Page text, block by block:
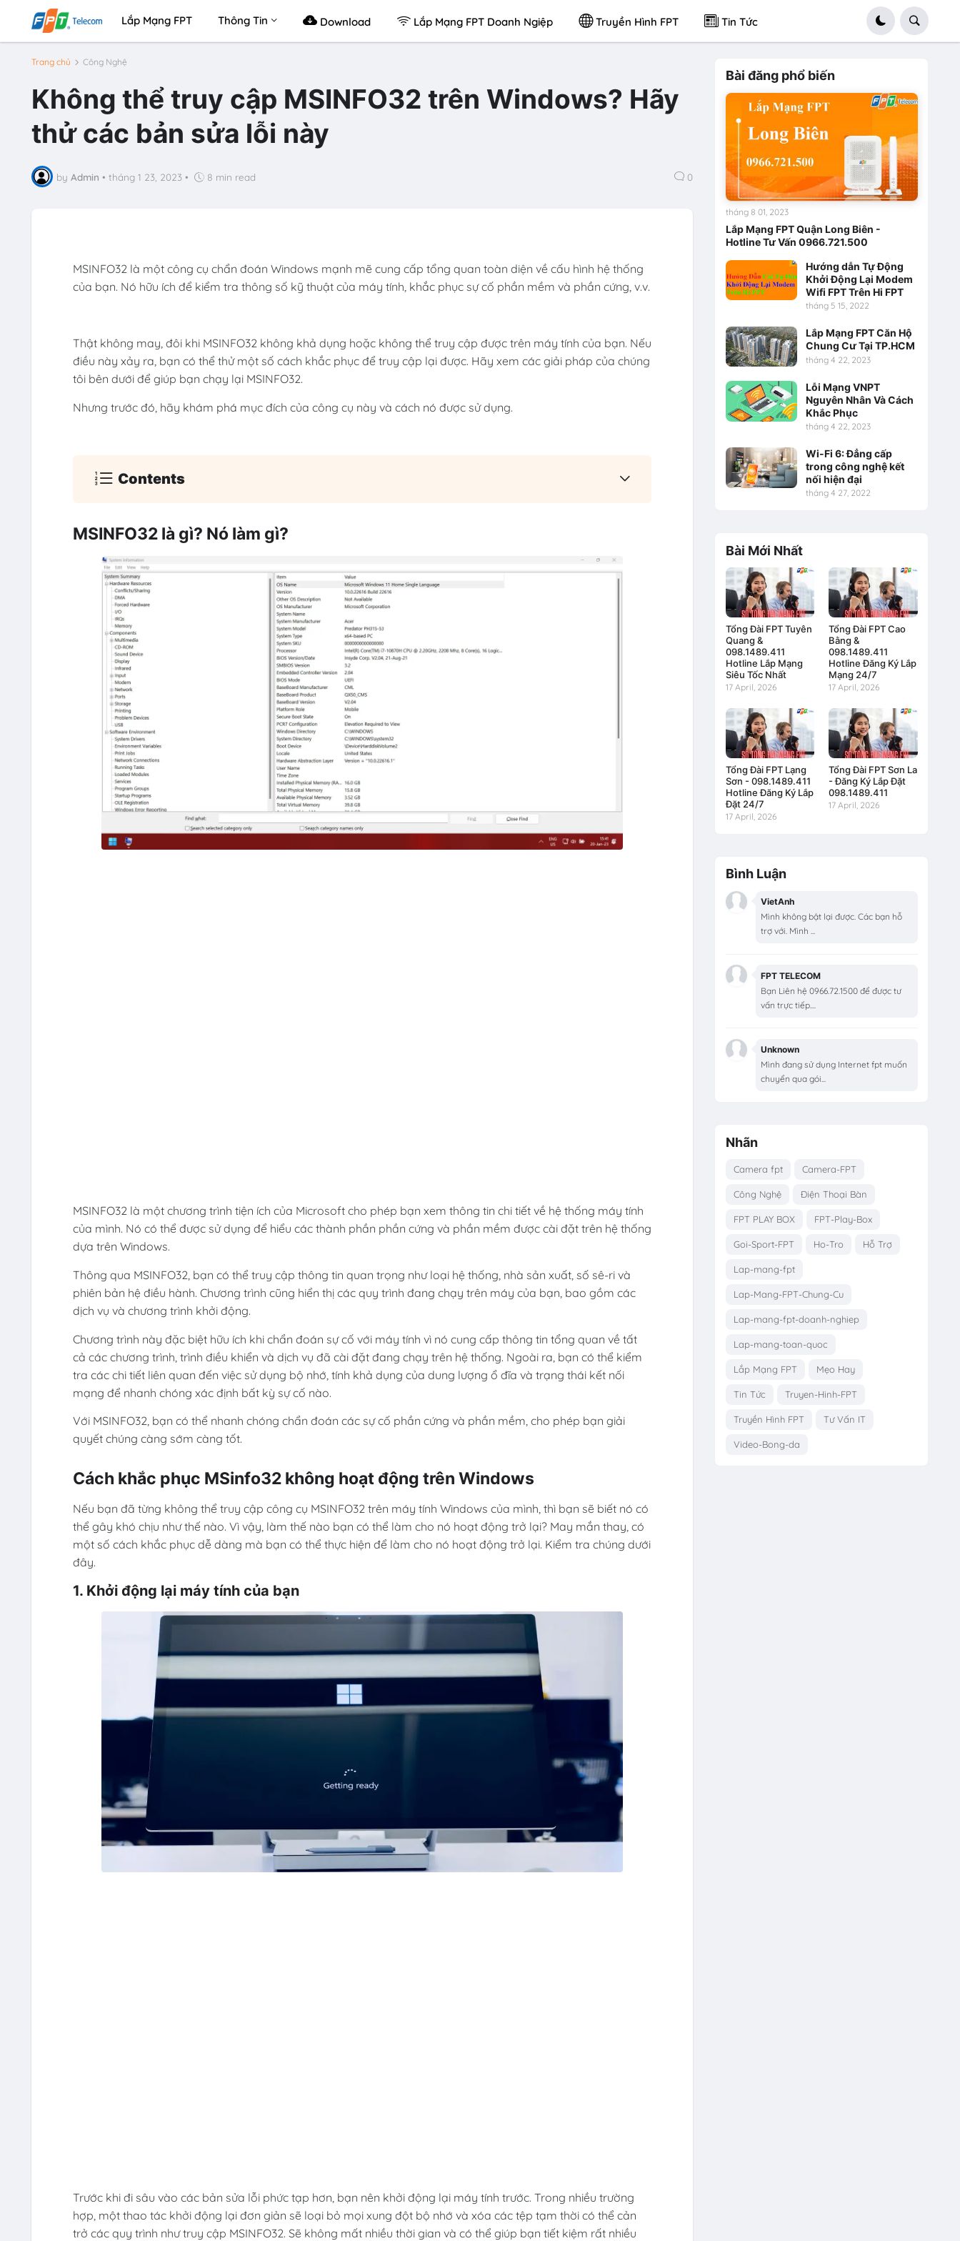
Lắp Mạng FPT Thông Tin Download Lắp Mạng FPT Doanh Ngiệp Truyền Hình FPT Tin Tức
Trang chủ Công Nghệ
Không thể truy cập MSINFO32 trên Windows? Hãy
thử các bản sửa lỗi này
by Admin • tháng 1 23, 2023 • 8 min read 0
MSINFO32 là một công cụ chẩn đoán Windows mạnh mẽ cung cấp tổng quan toàn diện về cấu hình hệ thống
của bạn. Nó hữu ích để kiểm tra thông số kỹ thuật của máy tính, khắc phục sự cố phần mềm và phần cứng, v.v.
Thật không may, đôi khi MSINFO32 không khả dụng hoặc không thể truy cập được trên máy tính của bạn. Nếu
điều này xảy ra, bạn có thể thử một số cách khắc phục để truy cập lại được. Hãy xem các giải pháp của chúng
tôi bên dưới để giúp bạn chạy lại MSINFO32.
Nhưng trước đó, hãy khám phá mục đích của công cụ này và cách nó được sử dụng.
Contents
MSINFO32 là gì? Nó làm gì?
MSINFO32 là một chương trình tiện ích của Microsoft cho phép bạn xem thông tin chi tiết về hệ thống máy tính
của mình. Nó có thể được sử dụng để hiểu các thành phần phần cứng và phần mềm được cài đặt trên hệ thống
dựa trên Windows.
Thông qua MSINFO32, bạn có thể truy cập thông tin quan trọng như loại hệ thống, nhà sản xuất, số sê-ri và
phiên bản hệ điều hành. Chương trình cũng hiển thị các quy trình đang chạy trên máy của bạn, bao gồm các
dịch vụ và chương trình khởi động.
Chương trình này đặc biệt hữu ích khi chẩn đoán sự cố với máy tính vì nó cung cấp thông tin tổng quan về tất
cả các chương trình, trình điều khiển và dịch vụ đã cài đặt đang chạy trên hệ thống. Ngoài ra, bạn có thể kiểm
tra các chi tiết liên quan đến việc sử dụng bộ nhớ, tính khả dụng của dung lượng ổ đĩa và trạng thái kết nối
mạng để nhanh chóng xác định bất kỳ sự cố nào.
Với MSINFO32, bạn có thể nhanh chóng chẩn đoán các sự cố phần cứng và phần mềm, cho phép bạn giải
quyết chúng càng sớm càng tốt.
Cách khắc phục MSinfo32 không hoạt động trên Windows
Nếu bạn đã từng không thể truy cập công cụ MSINFO32 trên máy tính Windows của mình, thì bạn sẽ biết nó có
thể gây khó chịu như thế nào. Vì vậy, làm thế nào bạn có thể làm cho nó hoạt động trở lại? May mắn thay, có
một số cách khắc phục dễ dàng mà bạn có thể thực hiện để làm cho nó hoạt động trở lại. Kiểm tra chúng dưới
đây.
1. Khởi động lại máy tính của bạn
Trước khi đi sâu vào các bản sửa lỗi phức tạp hơn, bạn nên khởi động lại máy tính trước. Trong nhiều trường
hợp, một thao tác khởi động lại đơn giản sẽ loại bỏ mọi xung đột bộ nhớ và xóa các tệp tạm thời có thể cản
trở các quy trình như truy cập MSINFO32. Sẽ không mất nhiều thời gian và có thể giúp bạn tiết kiệm rất nhiều
Bài đăng phổ biến
Lắp Mạng FPT Quận Long Biên -
Hotline Tư Vấn 0966.721.500
tháng 8 01, 2023
Hướng dẫn Tự Động
Khởi Động Lại Modem
Wifi FPT Trên Hi FPT
tháng 5 15, 2022
Lắp Mạng FPT Căn Hộ
Chung Cư Tại TP.HCM
tháng 4 22, 2023
Lỗi Mạng VNPT
Nguyên Nhân Và Cách
Khắc Phục
tháng 4 22, 2023
Wi-Fi 6: Đẳng cấp
trong công nghệ kết
nối hiện đại
tháng 4 27, 2022
Bài Mới Nhất
Tổng Đài FPT Tuyên
Quang &
098.1489.411
Hotline Lắp Mạng
Siêu Tốc Nhất
17 April, 2026
Tổng Đài FPT Cao
Bằng &
098.1489.411
Hotline Đăng Ký Lắp
Mạng 24/7
17 April, 2026
Tổng Đài FPT Lạng
Sơn - 098.1489.411
Hotline Đăng Ký Lắp
Đặt 24/7
17 April, 2026
Tổng Đài FPT Sơn La
- Đăng Ký Lắp Đặt
098.1489.411
17 April, 2026
Bình Luận
VietAnh
Mình không bật lại được. Các bạn hỗ
trợ với. Mình ...
FPT TELECOM
Bạn Liên hệ 0966.72.1500 để được tư
vấn trực tiếp....
Unknown
Mình đang sử dụng Internet fpt muốn
chuyển qua gói...
Nhãn
Camera fpt Camera-FPT
Công Nghệ Điện Thoại Bàn
FPT PLAY BOX FPT-Play-Box
Goi-Sport-FPT Ho-Tro Hỗ Trợ
Lap-mang-fpt
Lap-Mang-FPT-Chung-Cu
Lap-mang-fpt-doanh-nghiep
Lap-mang-toan-quoc
Lắp Mạng FPT Mẹo Hay
Tin Tức Truyen-Hinh-FPT
Truyền Hình FPT Tư Vấn IT
Video-Bong-da